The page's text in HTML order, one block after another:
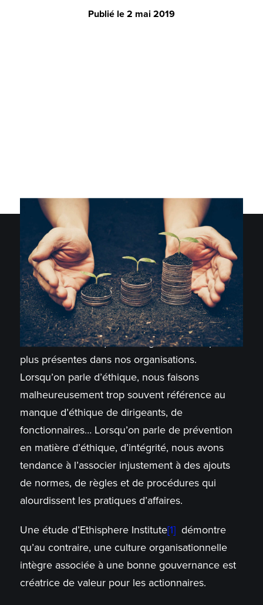
Publié le 2 mai 2019
Les notions d’éthique, d’intégrité sont de plus en
plus présentes dans nos organisations.
Lorsqu’on parle d’éthique, nous faisons
malheureusement trop souvent référence au
manque d’éthique de dirigeants, de
fonctionnaires… Lorsqu’on parle de prévention
en matière d’éthique, d’intégrité, nous avons
tendance à l’associer injustement à des ajouts
de normes, de règles et de procédures qui
alourdissent les pratiques d’affaires.
Une étude d’Ethisphere Institute[1]démontre
qu’au contraire, une culture organisationnelle
intègre associée à une bonne gouvernance est
créatrice de valeur pour les actionnaires.